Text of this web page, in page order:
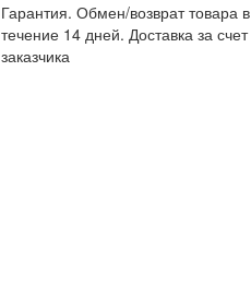
Гарантия. Обмен/возврат товара в
течение 14 дней. Доставка за счет
заказчика